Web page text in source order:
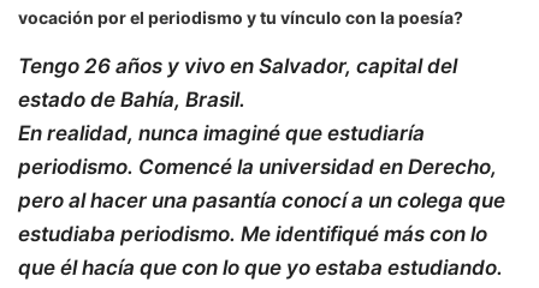
vocación por el periodismo y tu vínculo con la poesía?
Tengo 26 años y vivo en Salvador, capital del
estado de Bahía, Brasil.
En realidad, nunca imaginé que estudiaría
periodismo. Comencé la universidad en Derecho,
pero al hacer una pasantía conocí a un colega que
estudiaba periodismo. Me identifiqué más con lo
que él hacía que con lo que yo estaba estudiando.